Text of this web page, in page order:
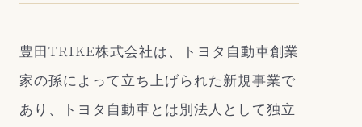
豊田TRIKE株式会社は、トヨタ自動車創業
家の孫によって立ち上げられた新規事業で
あり、トヨタ自動車とは別法人として独立